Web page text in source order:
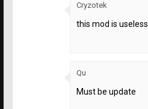
Cryzotek
this mod is useless
Qu
Must be update